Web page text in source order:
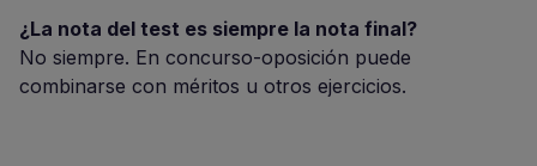
¿La nota del test es siempre la nota final?
No siempre. En concurso-oposición puede
combinarse con méritos u otros ejercicios.